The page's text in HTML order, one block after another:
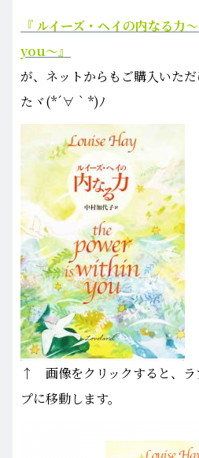
『 ルイーズ・ヘイの内なる
you～』
が、ネットからもご購入いた
たヾ(*´∀｀*)ﾉ
↑ 画像をクリックすると、ラ
プに移動します。